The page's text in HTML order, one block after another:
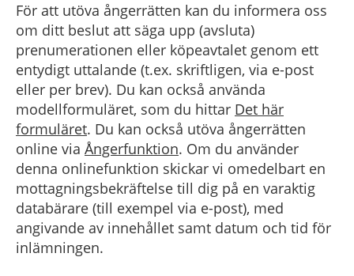
För att utöva ångerrätten kan du informera oss
om ditt beslut att säga upp (avsluta)
prenumerationen eller köpeavtalet genom ett
entydigt uttalande (t.ex. skriftligen, via e-post
eller per brev). Du kan också använda
modellformuläret, som du hittar Det här
formuläret. Du kan också utöva ångerrätten
online via Ångerfunktion. Om du använder
denna onlinefunktion skickar vi omedelbart en
mottagningsbekräftelse till dig på en varaktig
databärare (till exempel via e-post), med
angivande av innehållet samt datum och tid för
inlämningen.